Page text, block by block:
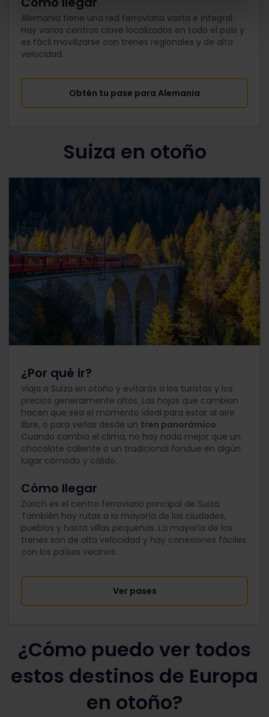
Alemania tiene una red ferroviaria vasta e integral.
Hay varios centros clave localizados en todo el país y
es fácil movilizarse con trenes regionales y de alta
velocidad.
Obtén tu pase para Alemania
Suiza en otoño
¿Por qué ir?
Viaja a Suiza en otoño y evitarás a los turistas y los
precios generalmente altos. Las hojas que cambian
hacen que sea el momento ideal para estar al aire
libre, o para verlas desde un tren panorámico.
Cuando cambia el clima, no hay nada mejor que un
chocolate caliente o un tradicional fondue en algún
lugar cómodo y cálido.
Cómo llegar
Zúrich es el centro ferroviario principal de Suiza.
También hay rutas a la mayoría de las ciudades,
pueblos y hasta villas pequeñas. La mayoría de los
trenes son de alta velocidad y hay conexiones fáciles
con los países vecinos.
Ver pases
¿Cómo puedo ver todos
estos destinos de Europa
en otoño?